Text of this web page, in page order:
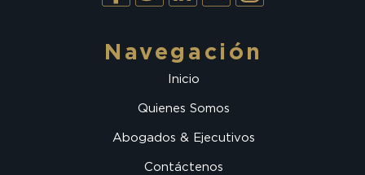
Navegación
Inicio
Quienes Somos
Abogados & Ejecutivos
Contáctenos